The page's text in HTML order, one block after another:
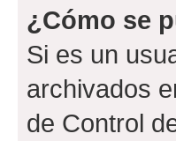
¿Cómo se
Si es un
archivados
de Control